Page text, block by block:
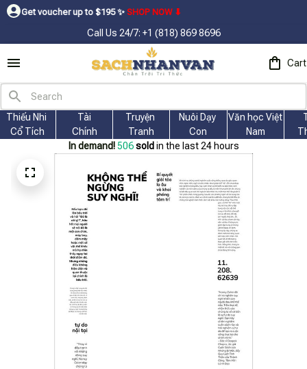
up to $195ㅤ ✨ㅤSHOP NOW ⬇
Call Us 24/7: +1 (818) 869 8696
Cart
Thiếu Nhi
Cổ Tích
Tài
Chính
Truyện
Tranh
Nuôi Dạy
Con
Văn học Việt
Nam
In demand! 509 sold in the last 24 hours